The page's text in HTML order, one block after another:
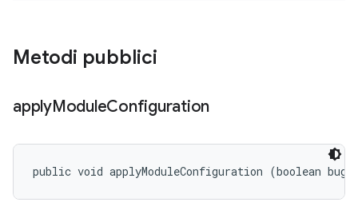
Metodi pubblici
applyModuleConfiguration
public void applyModuleConfiguration (boolean